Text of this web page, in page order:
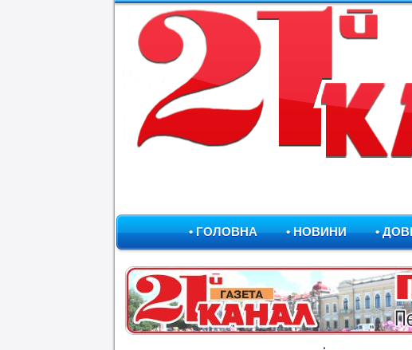
• ГОЛОВНА • НОВИНИ •